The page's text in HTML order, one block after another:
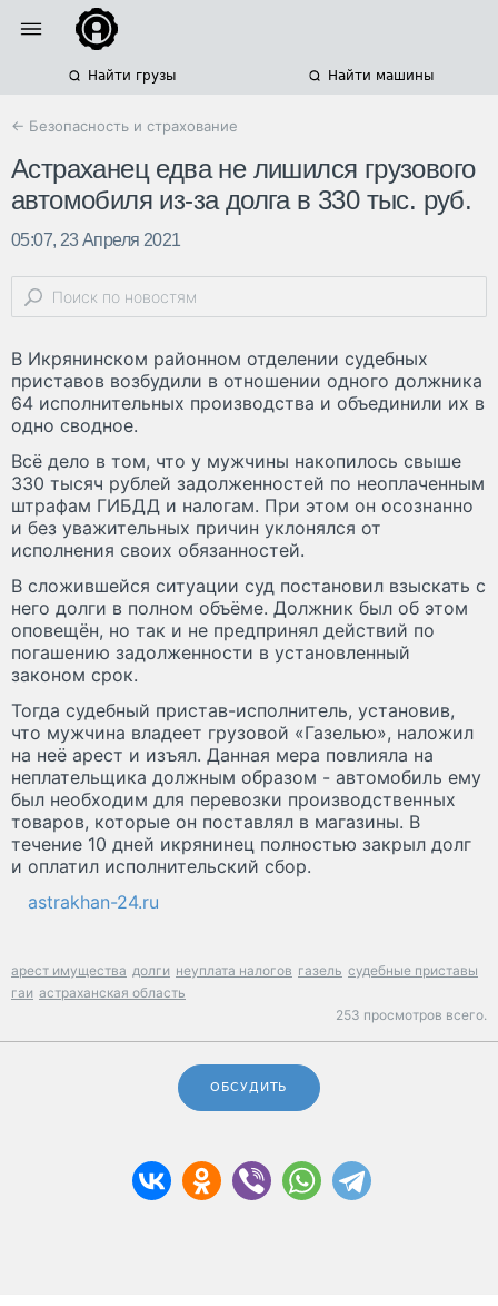
Найти грузы Найти машины
← Безопасность и страхование
Астраханец едва не лишился грузового
автомобиля из-за долга в 330 тыс. руб.
05:07, 23 Апреля 2021
В Икрянинском районном отделении судебных
приставов возбудили в отношении одного должника
64 исполнительных производства и объединили их в
одно сводное.
Всё дело в том, что у мужчины накопилось свыше
330 тысяч рублей задолженностей по неоплаченным
штрафам ГИБДД и налогам. При этом он осознанно
и без уважительных причин уклонялся от
исполнения своих обязанностей.
В сложившейся ситуации суд постановил взыскать с
него долги в полном объёме. Должник был об этом
оповещён, но так и не предпринял действий по
погашению задолженности в установленный
законом срок.
Тогда судебный пристав-исполнитель, установив,
что мужчина владеет грузовой «Газелью», наложил
на неё арест и изъял. Данная мера повлияла на
неплательщика должным образом - автомобиль ему
был необходим для перевозки производственных
товаров, которые он поставлял в магазины. В
течение 10 дней икрянинец полностью закрыл долг
и оплатил исполнительский сбор.
astrakhan-24.ru
арест имущества долги неуплата налогов газель судебные приставы
гаи астраханская область
253 просмотров всего.
ОБСУДИТЬ